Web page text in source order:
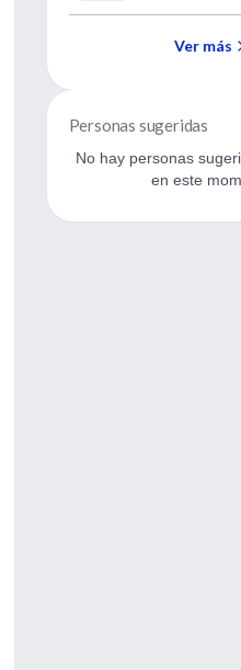
Ver más
Personas sugeridas
No hay personas
en este